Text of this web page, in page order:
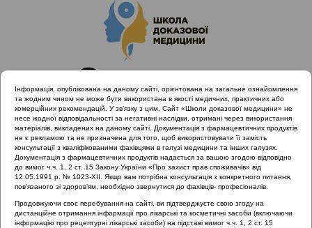
Головна Нормативні документи Хронічні риносинусити
Рубрика:
Хронічні риносинусити
Інформація, опублікована на даному сайті, орієнтована на загальне ознайомлення
та жодним чином не може бути використана в якості медичних, практичних або
комерційних рекомендацій. У зв’язку з цим, Сайт «Школи доказової медицини» не
несе жодної відповідальності за негативні наслідки, отримані через використання
матеріалів, викладених на даному сайті. Документація з фармацевтичних продуктів
не є рекламою та не призначена для того, щоб використовувати її замість
консультації з кваліфікованими фахівцями в галузі медицини та інших галузях.
Документація з фармацевтичних продуктів надається за вашою згодою відповідно
до вимог ч.ч. 1, 2 ст. 15 Закону України «Про захист прав споживачів» від
12.05.1991 р. № 1023-XII. Якщо вам потрібна консультація з конкретного питання,
пов’язаного зі здоров’ям, необхідно звернутися до фахівців- професіоналів.
Продовжуючи своє перебування на сайті, ви підтверджуєте свою згоду на
дистанційне отримання інформації про лікарські та косметичні засоби (включаючи
інформацію про рецептурні лікарські засоби) на підставі вимог ч.ч. 1, 2 ст. 15